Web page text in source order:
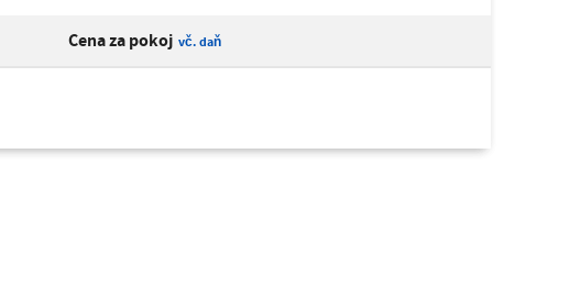
Cena za pokoj vč. daň